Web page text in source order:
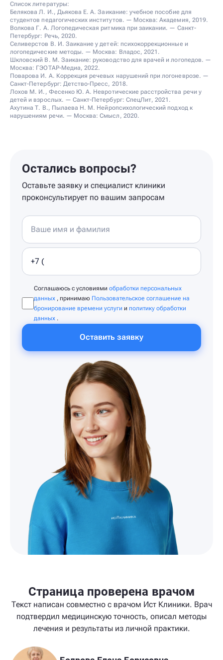
Список литературы:
Белякова Л. И., Дьякова Е. А. Заикание: учебное пособие для
студентов педагогических институтов. — Москва: Академия, 2019.
Волкова Г. А. Логопедическая ритмика при заикании. — Санкт-
Петербург: Речь, 2020.
Селиверстов В. И. Заикание у детей: психокоррекционные и
логопедические методы. — Москва: Владос, 2021.
Шкловский В. М. Заикание: руководство для врачей и логопедов. —
Москва: ГЭОТАР-Медиа, 2022.
Поварова И. А. Коррекция речевых нарушений при логоневрозе. —
Санкт-Петербург: Детство-Пресс, 2018.
Лохов М. И., Фесенко Ю. А. Невротические расстройства речи у
детей и взрослых. — Санкт-Петербург: СпецЛит, 2021.
Ахутина Т. В., Пылаева Н. М. Нейропсихологический подход к
нарушениям речи. — Москва: Смысл, 2020.
Остались вопросы?
Оставьте заявку и специалист клиники
проконсультирует по вашим запросам
Соглашаюсь с условиями обработки персональных
данных , принимаю Пользовательское соглашение на
бронирование времени услуги и политику обработки
данных .
Оставить заявку
Страница проверена врачом
Текст написан совместно с врачом Ист Клиники. Врач
подтвердил медицинскую точность, описал методы
лечения и результаты из личной практики.